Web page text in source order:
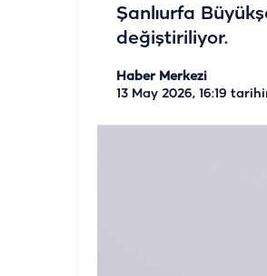
Şanlıurfa
değiştiriliyor.
Haber Merkezi
13 May 2026, 16:19